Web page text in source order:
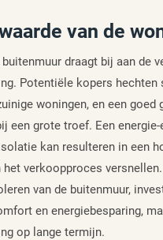
van de
draagt bij aan de
Potentiële kopers hechten
woningen, en een goed
een grote troef. Een
kan resulteren in een
verkoopproces
van de buitenmuur,
en energiebesparing,
op lange termijn.